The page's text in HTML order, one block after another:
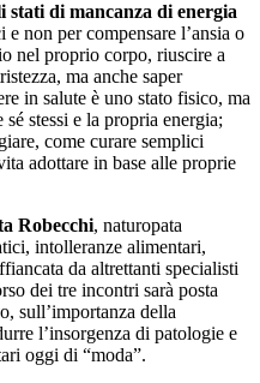
stati di mancanza di energia
non per compensare l’ansia o
nel proprio corpo, riuscire a
ma anche saper
in salute è uno stato fisico, ma
stessi e la propria energia;
come curare semplici
adottare in base alle proprie
Robecchi, naturopata
intolleranze alimentari,
da altrettanti specialisti
dei tre incontri sarà posta
sull’importanza della
l’insorgenza di patologie e
oggi di “moda”.